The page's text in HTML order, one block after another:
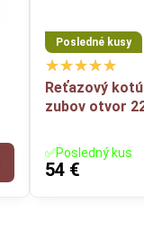
Posledné kusy
Reťazový
zubov otvor
✅Posledný kus
54 €